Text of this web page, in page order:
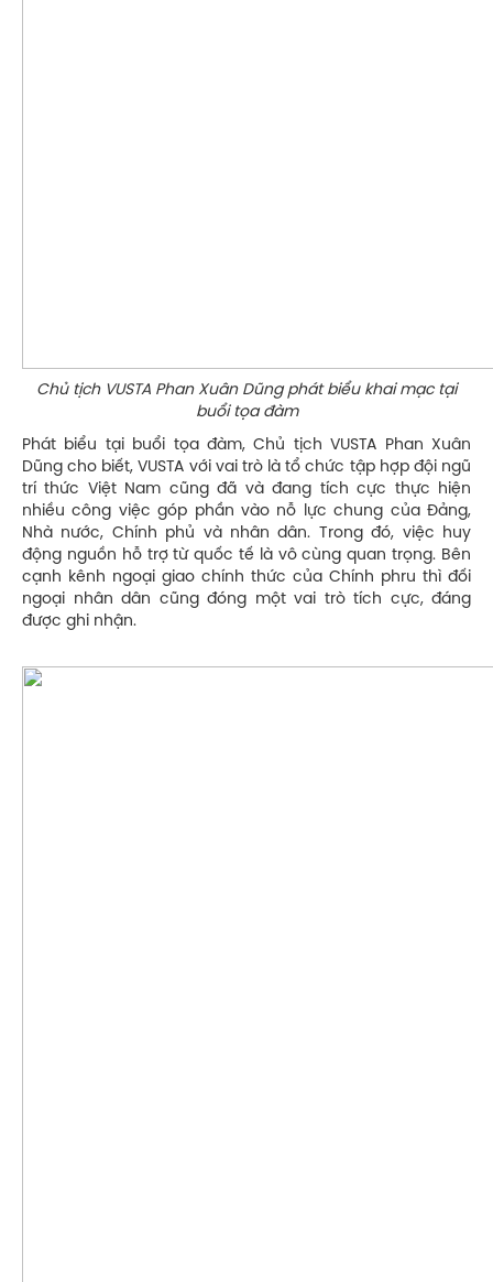
Chủ tịch VUSTA Phan Xuân Dũng phát biểu khai mạc tại
buổi tọa đàm
Phát biểu tại buổi tọa đàm, Chủ tịch VUSTA Phan Xuân
Dũng cho biết, VUSTA với vai trò là tổ chức tập hợp đội ngũ
trí thức Việt Nam cũng đã và đang tích cực thực hiện
nhiều công việc góp phần vào nỗ lực chung của Đảng,
Nhà nước, Chính phủ và nhân dân. Trong đó, việc huy
động nguồn hỗ trợ từ quốc tế là vô cùng quan trọng. Bên
cạnh kênh ngoại giao chính thức của Chính phru thì đối
ngoại nhân dân cũng đóng một vai trò tích cực, đáng
được ghi nhận.